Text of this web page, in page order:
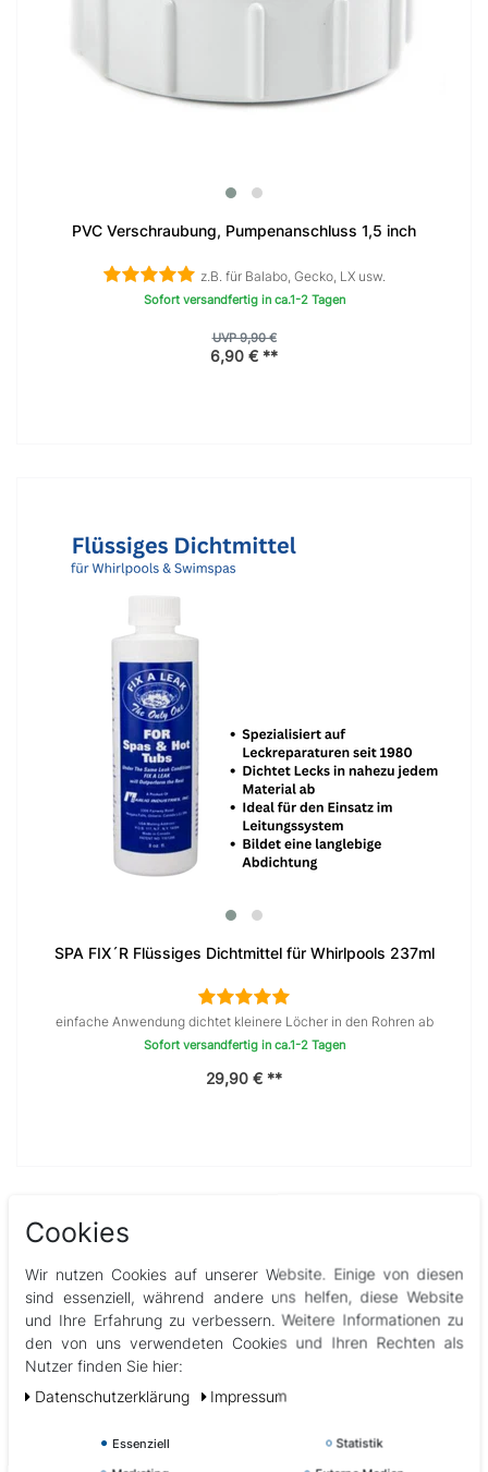
PVC Verschraubung, Pumpenanschluss 1,5 inch
z.B. für Balabo, Gecko, LX usw.
Sofort versandfertig in ca.1-2 Tagen
UVP 9,90 €
6,90 € **
SPA FIX´R Flüssiges Dichtmittel für Whirlpools 237ml
einfache Anwendung dichtet kleinere Löcher in den Rohren ab
Sofort versandfertig in ca.1-2 Tagen
29,90 € **
Cookies
Wir nutzen Cookies auf unserer Website. Einige von diesen
sind essenziell, während andere uns helfen, diese Website
und Ihre Erfahrung zu verbessern. Weitere Informationen zu
den von uns verwendeten Cookies und Ihren Rechten als
Nutzer finden Sie hier:
Daten­schutz­erklärung
Impressum
Essenziell
Statistik